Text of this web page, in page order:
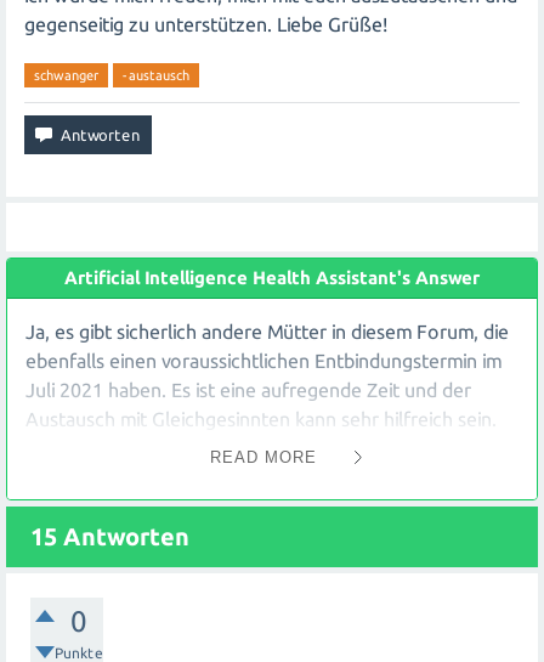
gegenseitig zu unterstützen. Liebe Grüße!
schwanger -austausch
Artificial Intelligence Health Assistant's Answer
Ja, es gibt sicherlich andere Mütter in diesem Forum, die
ebenfalls einen voraussichtlichen Entbindungstermin im
Juli 2021 haben. Es ist eine aufregende Zeit und der
Austausch mit Gleichgesinnten kann sehr hilfreich sein.
Hier sind einige Möglichkeiten, wie du andere Mamis
speziellen Foren oder Gruppen für werdende Mütter mit
einem ET im Juli
Soziale Medien: Nutze Plattformen wie Facebook
READ MORE
15 Antworten
0
Punkte